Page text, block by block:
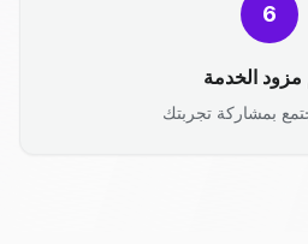
6
مزود الخدمة
بمشاركة تجربتك